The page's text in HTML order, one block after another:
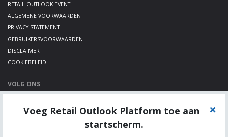
RETAIL OUTLOOK EVENT
ALGEMENE VOORWAARDEN
PRIVACY STATEMENT
GEBRUIKERSVOORWAARDEN
DISCLAIMER
COOKIEBELEID
VOLG ONS
TWITTER
Voeg Retail Outlook Platform toe aan
startscherm.